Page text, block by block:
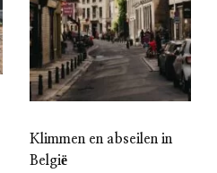
Klimmen en abseilen in
België